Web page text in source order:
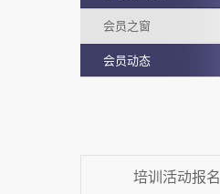
会员之窗
会员动态
培训活动报名